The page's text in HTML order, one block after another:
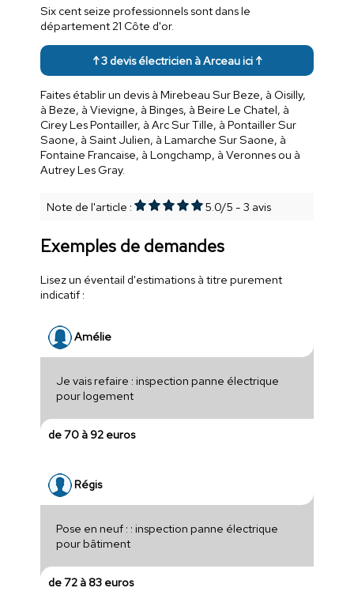
Six cent seize professionnels sont dans le
département 21 Côte d'or.
↑ 3 devis électricien à Arceau ici ↑
Faites établir un devis à Mirebeau Sur Beze, à Oisilly,
à Beze, à Vievigne, à Binges, à Beire Le Chatel, à
Cirey Les Pontailler, à Arc Sur Tille, à Pontailler Sur
Saone, à Saint Julien, à Lamarche Sur Saone, à
Fontaine Francaise, à Longchamp, à Veronnes ou à
Autrey Les Gray.
Note de l'article : 5.0/5 - 3 avis
Exemples de demandes
Lisez un éventail d'estimations à titre purement
indicatif :
Amélie
Je vais refaire : inspection panne électrique
pour logement
de 70 à 92 euros
Régis
Pose en neuf : : inspection panne électrique
pour bâtiment
de 72 à 83 euros